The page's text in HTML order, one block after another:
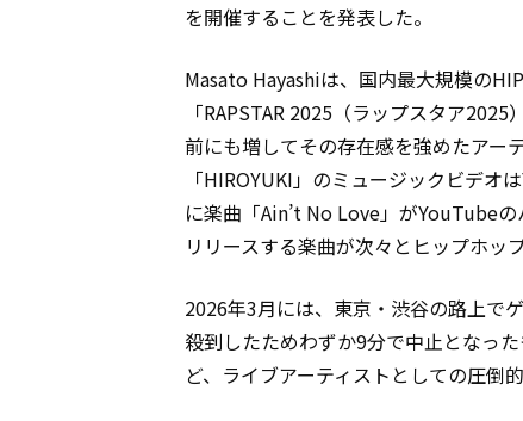
を開催することを発表した。
Masato Hayashiは、国内最大規模の
「RAPSTAR 2025（ラップスタア
前にも増してその存在感を強めたアー
「HIROYUKI」のミュージックビデ
に楽曲「Ain’t No Love」がYouTube
リリースする楽曲が次々とヒップホッ
2026年3月には、東京・渋谷の路上で
殺到したためわずか9分で中止となっ
ど、ライブアーティストとしての圧倒